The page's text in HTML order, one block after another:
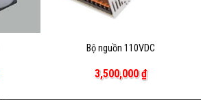
Bộ nguồn 110VDC
3,500,000₫